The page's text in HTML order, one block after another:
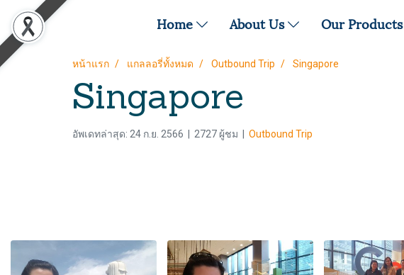
Home About Us Our Products
หน้าแรก แกลลอรี่ทั้งหมด Outbound Trip Singapore
Singapore
อัพเดทล่าสุด: 24 ก.ย. 2566 2727 ผู้ชม Outbound Trip